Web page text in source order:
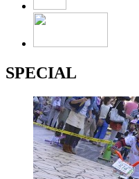
SPECIAL